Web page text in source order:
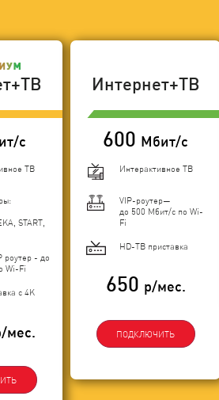
с
ТВ
START,
роутер - до
Wi-Fi
с 4K
мес.
Интернет+ТВ
600 Мбит/с
Интерактивное ТВ
VIP-роутер—
до 500 Мбит/с по Wi-
Fi
HD-ТВ приставка
650 р/мес.
ПОДКЛЮЧИТЬ